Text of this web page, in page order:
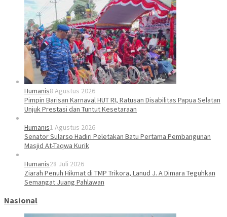
Humanis8 Agustus 2026
Pimpin Barisan Karnaval HUT RI, Ratusan Disabilitas Papua Selatan
Unjuk Prestasi dan Tuntut Kesetaraan
Humanis1 Agustus 2026
Senator Sularso Hadiri Peletakan Batu Pertama Pembangunan
Masjid At-Taqwa Kurik
Humanis28 Juli 2026
Ziarah Penuh Hikmat di TMP Trikora, Lanud J. A Dimara Teguhkan
Semangat Juang Pahlawan
Nasional